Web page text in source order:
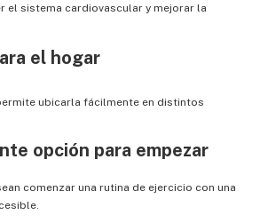
el sistema cardiovascular y mejorar la
el hogar
ubicarla fácilmente en distintos
opción para empezar
comenzar una rutina de ejercicio con una